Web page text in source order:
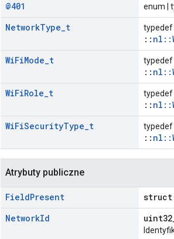
@401 enum |
NetworkType_t typedef
::
WiFiMode_t typedef
::
WiFiRole_t typedef
::
WiFiSecurityType_t typedef
::
Atrybuty publiczne
FieldPresent
struct
NetworkId